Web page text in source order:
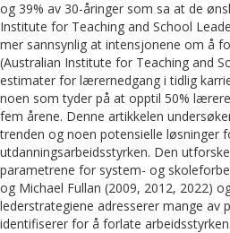
og 39% av 30-åringer som sa at de
Institute for Teaching and School
mer sannsynlig at intensjonene om å
(Australian Institute for Teaching and
estimater for lærernedgang i tidlig
noen som tyder på at opptil 50%
fem årene. Denne artikkelen
trenden og noen potensielle løsninger
utdanningsarbeidsstyrken. Den
parametrene for system- og
og Michael Fullan (2009, 2012, 2022)
lederstrategiene adresserer mange av
identifiserer for å forlate arbeidsstyrken.